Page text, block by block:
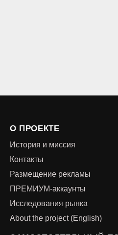
О ПРОЕКТЕ
История и миссия
Контакты
Размещение рекламы
ПРЕМИУМ-аккаунты
Исследования рынка
About the project (English)